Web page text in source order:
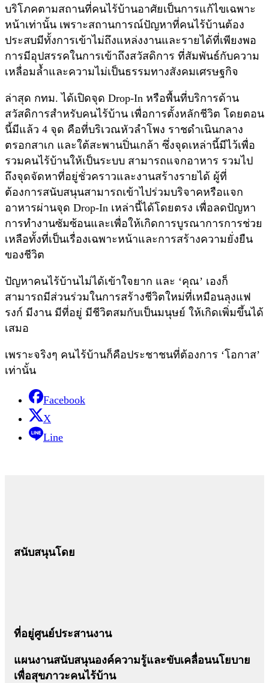
บริโภคตามสถานที่คนไร้บ้านอาศัยเป็นการแก้ไขเฉพาะ
หน้าเท่านั้น เพราะสถานการณ์ปัญหาที่คนไร้บ้านต้อง
ประสบมีทั้งการเข้าไม่ถึงแหล่งงานและรายได้ที่เพียงพอ
การมีอุปสรรคในการเข้าถึงสวัสดิการ ที่สัมพันธ์กับความ
เหลื่อมล้ำและความไม่เป็นธรรมทางสังคมเศรษฐกิจ
ล่าสุด กทม. ได้เปิดจุด Drop-In หรือพื้นที่บริการด้าน
สวัสดิการสำหรับคนไร้บ้าน เพื่อการตั้งหลักชีวิต โดยตอน
นี้มีแล้ว 4 จุด คือที่บริเวณหัวลำโพง ราชดำเนินกลาง
ตรอกสาเก และใต้สะพานปิ่นเกล้า ซึ่งจุดเหล่านี้มีไว้เพื่อ
รวมคนไร้บ้านให้เป็นระบบ สามารถแจกอาหาร รวมไป
ถึงจุดจัดหาที่อยู่ชั่วคราวและงานสร้างรายได้ ผู้ที่
ต้องการสนับสนุนสามารถเข้าไปร่วมบริจาคหรือแจก
อาหารผ่านจุด Drop-In เหล่านี้ได้โดยตรง เพื่อลดปัญหา
การทำงานซัมซ้อนและเพื่อให้เกิดการบูรณาการการช่วย
เหลือทั้งที่เป็นเรื่องเฉพาะหน้าและการสร้างความยั่งยืน
ของชีวิต
ปัญหาคนไร้บ้านไม่ได้เข้าใจยาก และ ‘คุณ’ เองก็
สามารถมีส่วนร่วมในการสร้างชีวิตใหม่ที่เหมือนลุงแฟ
รงก์ มีงาน มีที่อยู่ มีชีวิตสมกับเป็นมนุษย์ ให้เกิดเพิ่มขึ้นได้
เสมอ
เพราะจริงๆ คนไร้บ้านก็คือประชาชนที่ต้องการ ‘โอกาส’
เท่านั้น
Facebook
X
Line
สนับสนุนโดย
ที่อยู่ศูนย์ประสานงาน
แผนงานสนับสนุนองค์ความรู้และขับเคลื่อนนโยบาย
เพื่อสุขภาวะคนไร้บ้าน